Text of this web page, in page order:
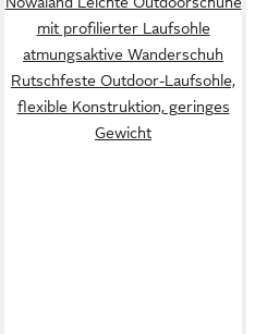
mit profilierter Laufsohle
atmungsaktive Wanderschuh
Rutschfeste Outdoor-Laufsohle,
flexible Konstruktion, geringes
Gewicht